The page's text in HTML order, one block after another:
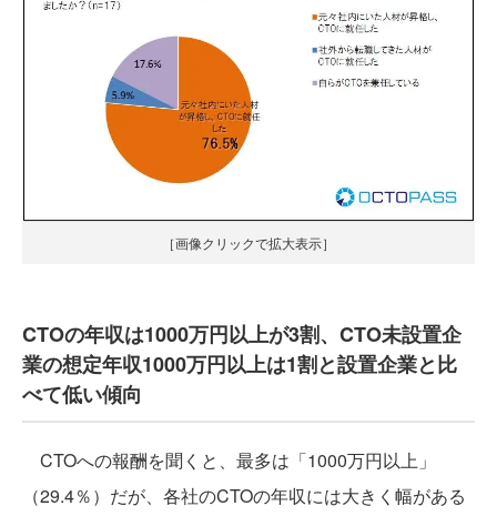
［画像クリックで拡大表示］
CTOの年収は1000万円以上が3割、CTO未設置企
業の想定年収1000万円以上は1割と設置企業と比
べて低い傾向
CTOへの報酬を聞くと、最多は「1000万円以上」
（29.4％）だが、各社のCTOの年収には大きく幅がある